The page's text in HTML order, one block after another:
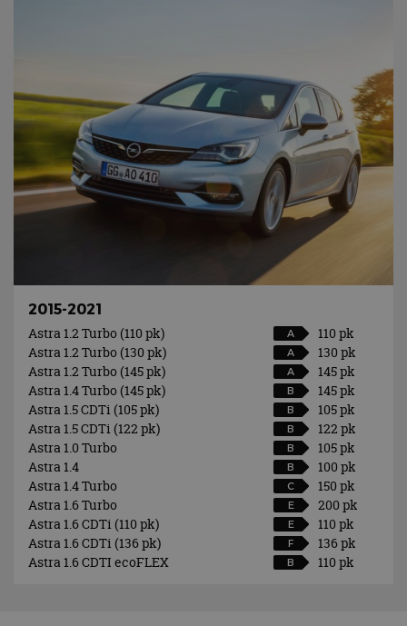
2015-2021
Astra 1.2 Turbo (110 pk)
A
110 pk
Astra 1.2 Turbo (130 pk)
A
130 pk
Astra 1.2 Turbo (145 pk)
A
145 pk
Astra 1.4 Turbo (145 pk)
B
145 pk
Astra 1.5 CDTi (105 pk)
B
105 pk
Astra 1.5 CDTi (122 pk)
B
122 pk
Astra 1.0 Turbo
B
105 pk
Astra 1.4
B
100 pk
Astra 1.4 Turbo
C
150 pk
Astra 1.6 Turbo
E
200 pk
Astra 1.6 CDTi (110 pk)
E
110 pk
Astra 1.6 CDTi (136 pk)
F
136 pk
Astra 1.6 CDTI ecoFLEX
B 110 pk